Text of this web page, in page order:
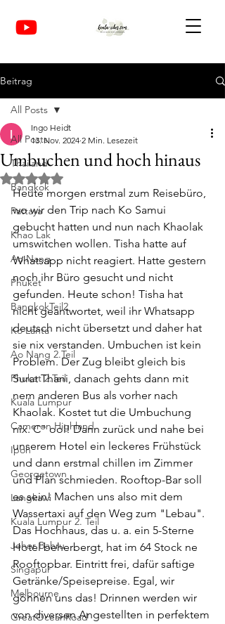
Beitrag
All Posts
Thailand
Bangkok
Pattaya
Khao Lak
Ao Nang
Phuket
BangkokTeil2
Ko Lanta
Ao Nang 2.Teil
Phuket 2.Teil
Kuala Lumpur
Cameron Highland
Ipoh
Georgetown
Langkawi
Kuala Lumpur 2. Teil
Johor Bahru
Singapur
Melbourne
GreatOceanRoad
All Posts
Umbuchen und hoch hinaus
Ingo Heidt
13. Nov. 2024 2 Min. Lesezeit
Mit NaN von 5 Sternen bewertet.
Heute morgen erstmal zum Reisebüro,
wo wir den Trip nach Ko Samui
gebucht hatten und nun nach Khaolak
umswitchen wollen. Tisha hatte auf
Whatsapp nicht reagiert. Hatte gestern
noch ihr Büro gesucht und nicht
gefunden. Heute schon! Tisha hat
nicht geantwortet, weil ihr Whatsapp
deutsch nicht übersetzt und daher hat
sie nix verstanden. Umbuchen ist kein
Problem. Der Zug bleibt gleich bis
Surat Thani, danach gehts dann mit
nem anderen Bus als vorher nach
Khaolak. Kostet tut die Umbuchung
nix. C" ool! Dann zurück und nahe bei
unserem Hotel ein leckeres Frühstück
und dann erstmal chillen im Zimmer
und Plan schmieden. Rooftop-Bar soll
es sein! Machen uns also mit dem
Wassertaxi auf den Weg zum "Lebau".
Das Hochhaus, das u. a. ein 5-Sterne
Hotel beherbergt, hat im 64 Stock ne
Rooftopbar. Eintritt frei, dafür saftige
Getränke/Speisepreise. Egal, wir
gönnen uns das! Drinnen werden wir
von diversen Angestellten in perfektem